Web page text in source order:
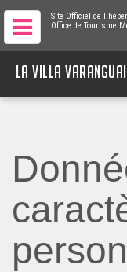
Site Officiel de
Office de Tourisme
LA VILLA